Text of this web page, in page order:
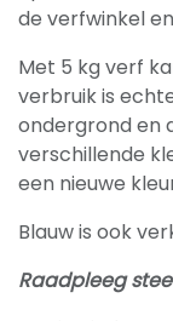
de verfwinkel
Met 5 kg verf
verbruik is
ondergrond en
verschillende
een nieuwe
Blauw is ook
Raadpleeg